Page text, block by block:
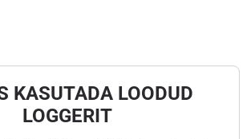
KASUTADA LOODUD
LOGGERIT